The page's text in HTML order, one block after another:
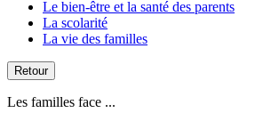
Le bien-être et la santé des parents
La scolarité
La vie des familles
Retour
Les familles face ...